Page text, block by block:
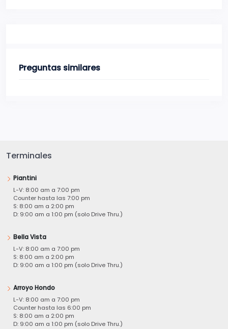
Preguntas similares
Terminales
Piantini
L-V: 8:00 am a 7:00 pm
Counter hasta las 7:00 pm
S: 8:00 am a 2:00 pm
D: 9:00 am a 1:00 pm (solo Drive Thru.)
Bella Vista
L-V: 8:00 am a 7:00 pm
S: 8:00 am a 2:00 pm
D: 9:00 am a 1:00 pm (solo Drive Thru.)
Arroyo Hondo
L-V: 8:00 am a 7:00 pm
Counter hasta las 6:00 pm
S: 8:00 am a 2:00 pm
D: 9:00 am a 1:00 pm (solo Drive Thru.)